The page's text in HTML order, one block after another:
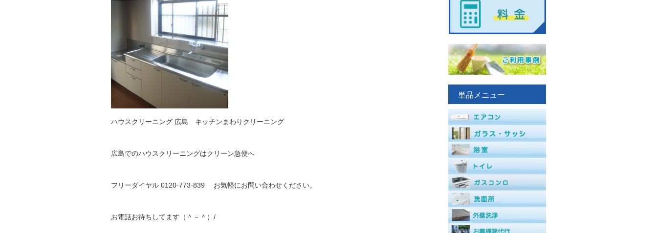
ハウスクリーニング 広島 キッチンまわりクリーニング
広島でのハウスクリーニングはクリーン急便へ
フリーダイヤル 0120-773-839 お気軽にお問い合わせください。
お電話お待ちしてます（＾－＾）/
単品メニュー